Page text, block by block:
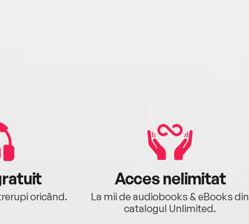
oricând.
Acces nelimitat
La mii de audiobooks & eBooks din
catalogul Unlimited.